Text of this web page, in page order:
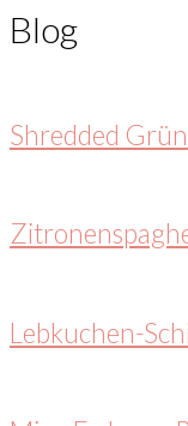
Blog
Shredded
Lebkuchen-